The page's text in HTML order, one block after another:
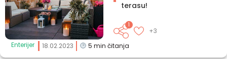
Enterijer 18.02.2023 5 min čitanja
terasu!
1
+3